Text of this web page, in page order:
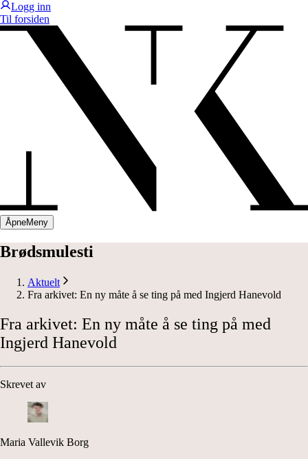
Logg inn
Til forsiden
ÅpneMeny
Brødsmulesti
Aktuelt
Fra arkivet: En ny måte å se ting på med Ingjerd Hanevold
Fra arkivet: En ny måte å se ting på med
Ingjerd Hanevold
Skrevet av
Maria Vallevik Borg